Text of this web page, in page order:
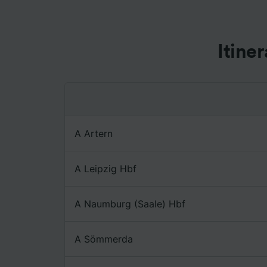
A Artern
A Leipzig Hbf
A Naumburg (Saale) Hbf
A Sömmerda